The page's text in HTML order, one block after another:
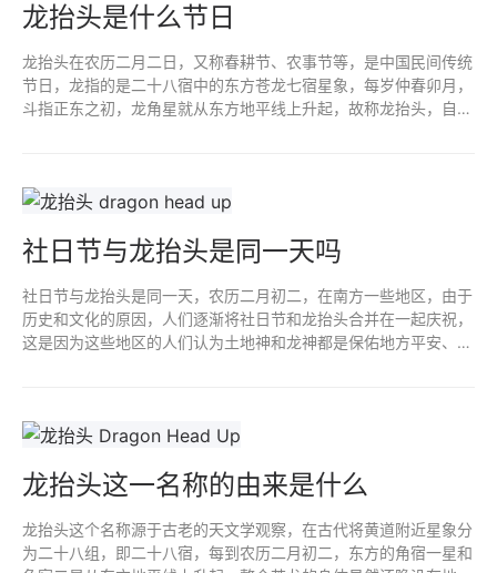
龙抬头是什么节日
龙抬头在农历二月二日，又称春耕节、农事节等，是中国民间传统
节日，龙指的是二十八宿中的东方苍龙七宿星象，每岁仲春卯月，
斗指正东之初，龙角星就从东方地平线上升起，故称龙抬头，自古
社日节与龙抬头是同一天吗
社日节与龙抬头是同一天，农历二月初二，在南方一些地区，由于
历史和文化的原因，人们逐渐将社日节和龙抬头合并在一起庆祝，
这是因为这些地区的人们认为土地神和龙神都是保佑地方平安、五
龙抬头这一名称的由来是什么
龙抬头这个名称源于古老的天文学观察，在古代将黄道附近星象分
为二十八组，即二十八宿，每到农历二月初二，东方的角宿一星和